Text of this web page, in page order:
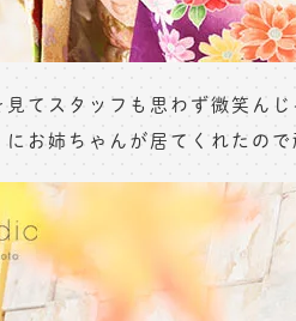
てスタッフも思わず微笑んじ
お姉ちゃんが居てくれたので